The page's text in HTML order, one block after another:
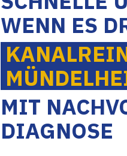
WENN ES
MIT
DIAGNOSE